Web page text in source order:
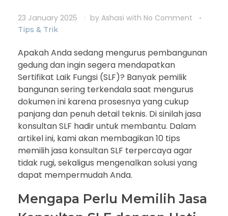
23 January 2025 by Ashasi with No Comment
Tips & Trik
Apakah Anda sedang mengurus pembangunan
gedung dan ingin segera mendapatkan
Sertifikat Laik Fungsi (SLF)? Banyak pemilik
bangunan sering terkendala saat mengurus
dokumen ini karena prosesnya yang cukup
panjang dan penuh detail teknis. Di sinilah jasa
konsultan SLF hadir untuk membantu. Dalam
artikel ini, kami akan membagikan 10 tips
memilih jasa konsultan SLF terpercaya agar
tidak rugi, sekaligus mengenalkan solusi yang
dapat mempermudah Anda.
Mengapa Perlu Memilih Jasa